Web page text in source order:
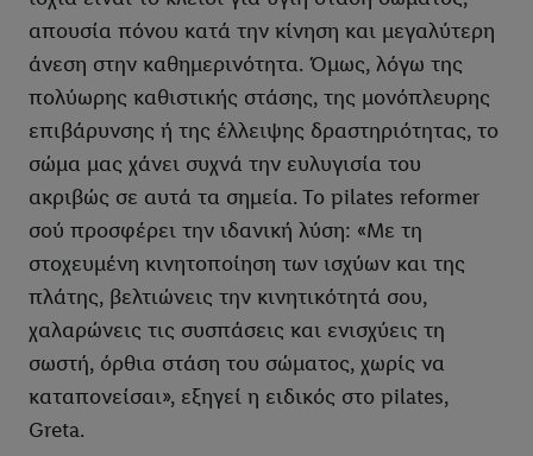
απουσία πόνου κατά την κίνηση και μεγαλύτερη
άνεση στην καθημερινότητα. Όμως, λόγω της
πολύωρης καθιστικής στάσης, της μονόπλευρης
επιβάρυνσης ή της έλλειψης δραστηριότητας, το
σώμα μας χάνει συχνά την ευλυγισία του
ακριβώς σε αυτά τα σημεία. Το pilates reformer
σού προσφέρει την ιδανική λύση: «Με τη
στοχευμένη κινητοποίηση των ισχύων και της
πλάτης, βελτιώνεις την κινητικότητά σου,
χαλαρώνεις τις συσπάσεις και ενισχύεις τη
σωστή, όρθια στάση του σώματος, χωρίς να
καταπονείσαι», εξηγεί η ειδικός στο pilates,
Greta.